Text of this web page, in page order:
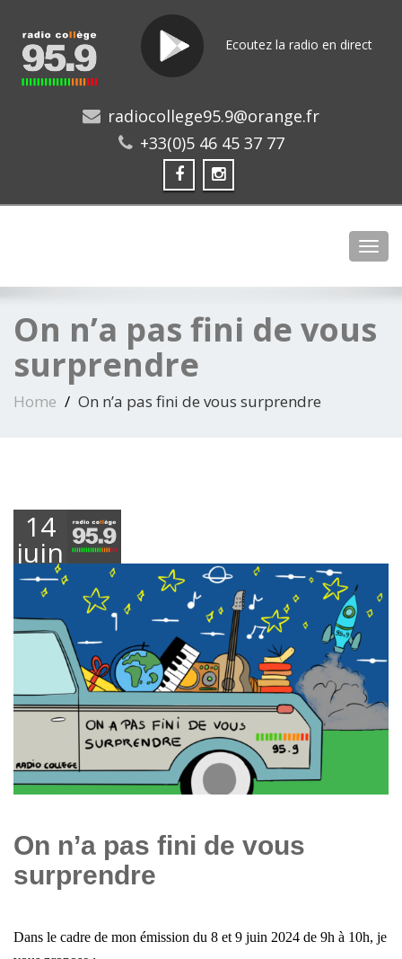
Ecoutez la radio en direct
radiocollege95.9@orange.fr
+33(0)5 46 45 37 77
On n’a pas fini de vous
surprendre
Home On n’a pas fini de vous surprendre
14
juin
2024
On n’a pas fini de vous
surprendre
Dans le cadre de mon émission du 8 et 9 juin 2024 de 9h à 10h, je